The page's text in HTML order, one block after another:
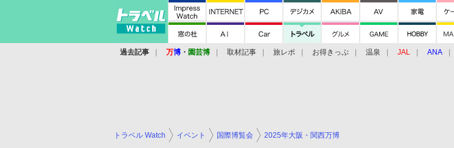
過去記事 万博 ・ 園芸博 取材記事 旅レポ お得きっぷ 温泉 JAL ANA
トラベル Watch イベント 国際博覧会 2025年大阪・関西万博